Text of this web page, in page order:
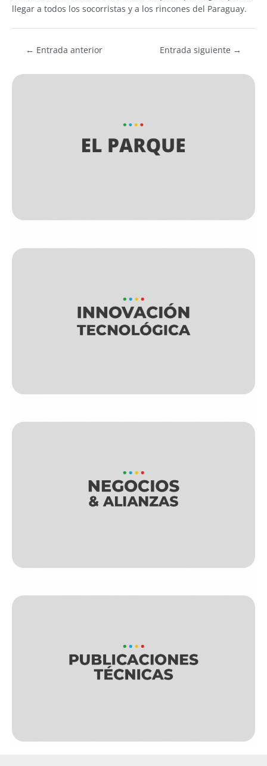
llegar a todos los socorristas y a los rincones del Paraguay.
← Entrada anterior Entrada siguiente →